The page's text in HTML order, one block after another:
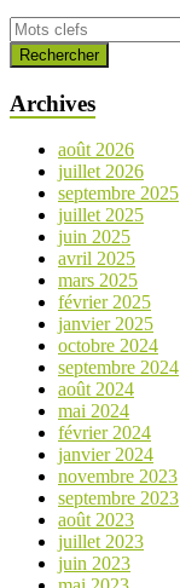
Archives
août 2026
juillet 2026
septembre 2025
juillet 2025
juin 2025
avril 2025
mars 2025
février 2025
janvier 2025
octobre 2024
septembre 2024
août 2024
mai 2024
février 2024
janvier 2024
novembre 2023
septembre 2023
août 2023
juillet 2023
juin 2023